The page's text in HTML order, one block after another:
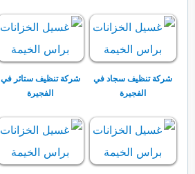
شركة تنظيف سجاد في
الفجيرة
شركة تنظيف ستائر في
الفجيرة